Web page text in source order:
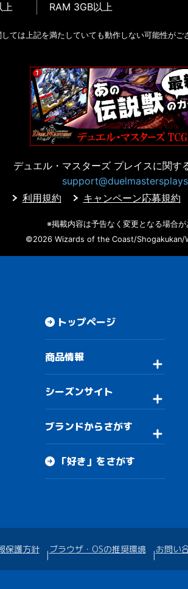
上
RAM 3GB以上
ては上記を満たしていても動作しない可能性がご
デュエル・マスターズ プレイスに関す
利用規約
キャンペーン応募規約
※掲載内容は予告なく変更となる場合が
©2026 Wizards of the Coast/Shogakukan/
トップページ
商品情報
シーズンサイト
ブランドからさがす
「好き」をさがす
保護方針 ブラウザ・OSの推奨環境 お問い